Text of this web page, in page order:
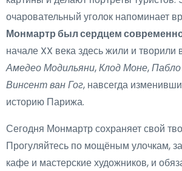
очаровательный уголок напоминает
Монмартр был сердцем
начале XX века здесь жили и
Амедео Модильяни,Клод Моне,
Винсент ван Гог, навсегда
историю Парижа.
Сегодня Монмартр сохраняет свой
Прогуляйтесь по мощёным улочкам,
кафе и мастерские художников, и